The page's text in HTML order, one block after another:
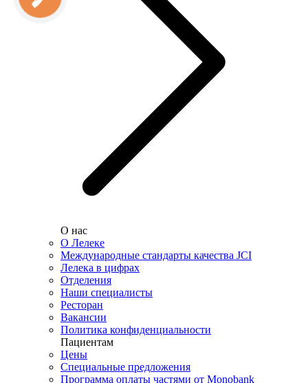
О нас
О Лелеке
Международные стандарты качества JCI
Лелека в цифрах
Отделения
Наши специалисты
Ресторан
Вакансии
Политика конфиденциальности
Пациентам
Цены
Специальные предложения
Программа оплаты частями от Monobank